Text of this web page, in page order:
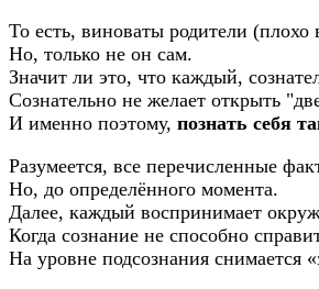
То есть, виноваты родители
Но, только не он сам.
Значит ли это, что каждый,
Сознательно не желает открыть
И именно поэтому, познать себя
Разумеется, все перечисленные
Но, до определённого момента.
Далее, каждый воспринимает
Когда сознание не способно
На уровне подсознания снимается